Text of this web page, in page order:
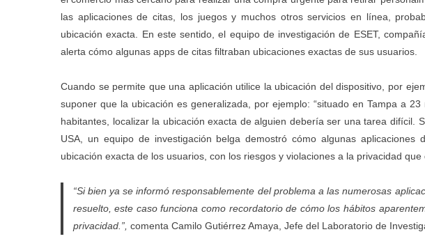
las aplicaciones de citas , los juegosy muchos otros servicios en línea,
ubicación exacta. En este sentido, el equipo de investigación de ESET,
alerta cómo algunas apps de citas filtraban ubicaciones exactas de sus usuarios.
Cuando se permite que una aplicación utilice la ubicación del dispositivo, por
suponer que la ubicación es generalizada, por ejemplo: “situado en Tampa a
habitantes, localizar la ubicación exacta de alguien debería ser una tarea difícil.
USA, un equipo de investigación belgademostró cómo algunas aplicaciones
ubicación exacta de los usuarios, con los riesgos y violaciones a la privacidad que
“Si bien ya se informó responsablemente del problema a las numerosas
resuelto, este caso funciona como recordatorio de cómo los hábitos
privacidad.”, comenta Camilo Gutiérrez Amaya, Jefe del Laboratorio de